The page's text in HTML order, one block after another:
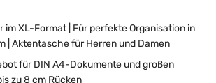
im XL-Format | Für perfekte Organisation in
| Aktentasche für Herren und Damen
für DIN A4-Dokumente und großen
zu 8 cm Rücken